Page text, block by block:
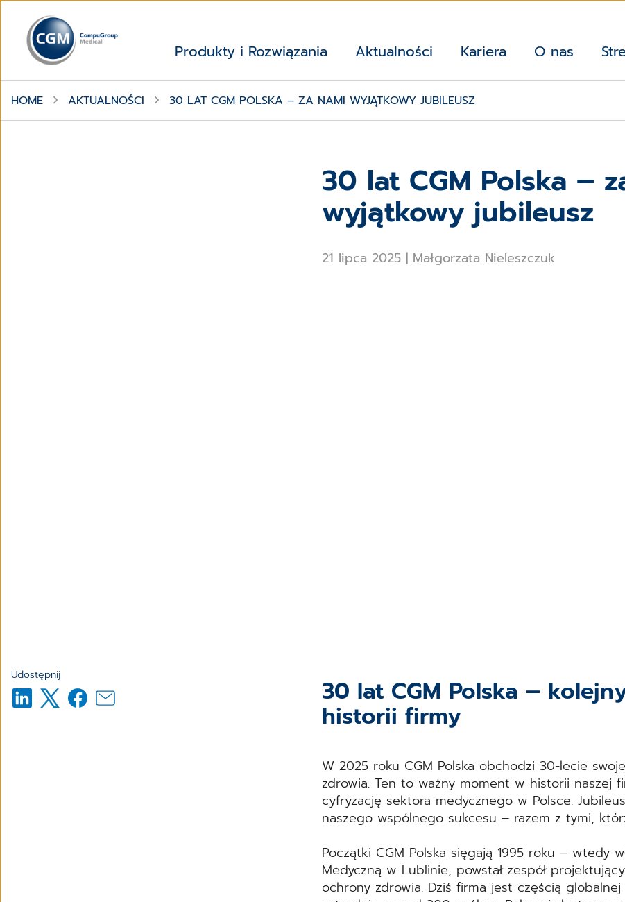
Produkty i Rozwiązania Aktualności Kariera O nas
HOME AKTUALNOŚCI 30 LAT CGM POLSKA – ZA NAMI WYJĄTKOWY JUBILEUSZ
30 lat CGM Polska –
wyjątkowy jubileusz
21 lipca 2025 | Małgorzata Nieleszczuk
Udostępnij 30 lat CGM Polska –
historii firmy
W 2025 roku CGM Polska obchodzi 30-lecie
zdrowia. Ten to ważny moment w historii naszej
cyfryzację sektora medycznego w Polsce.
naszego wspólnego sukcesu – razem z tymi,
Początki CGM Polska sięgają 1995 roku – wtedy
Medyczną w Lublinie, powstał zespół
ochrony zdrowia. Dziś firma jest częścią